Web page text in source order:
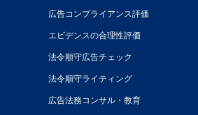
広告コンプライアンス評価
エビデンスの合理性評価
法令順守広告チェック
法令順守ライティング
広告法務コンサル・教育